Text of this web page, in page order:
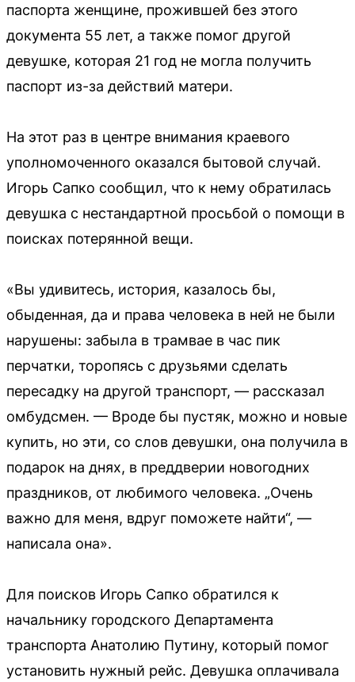
паспорта женщине, прожившей без этого
документа 55 лет, а также помог другой
девушке, которая 21 год не могла получить
паспорт из-за действий матери.
На этот раз в центре внимания краевого
уполномоченного оказался бытовой случай.
Игорь Сапко сообщил, что к нему обратилась
девушка с нестандартной просьбой о помощи в
поисках потерянной вещи.
«Вы удивитесь, история, казалось бы,
обыденная, да и права человека в ней не были
нарушены: забыла в трамвае в час пик
перчатки, торопясь с друзьями сделать
пересадку на другой транспорт, — рассказал
омбудсмен. — Вроде бы пустяк, можно и новые
купить, но эти, со слов девушки, она получила в
подарок на днях, в преддверии новогодних
праздников, от любимого человека. „Очень
важно для меня, вдруг поможете найти“, —
написала она».
Для поисков Игорь Сапко обратился к
начальнику городского Департамента
транспорта Анатолию Путину, который помог
установить нужный рейс. Девушка оплачивала